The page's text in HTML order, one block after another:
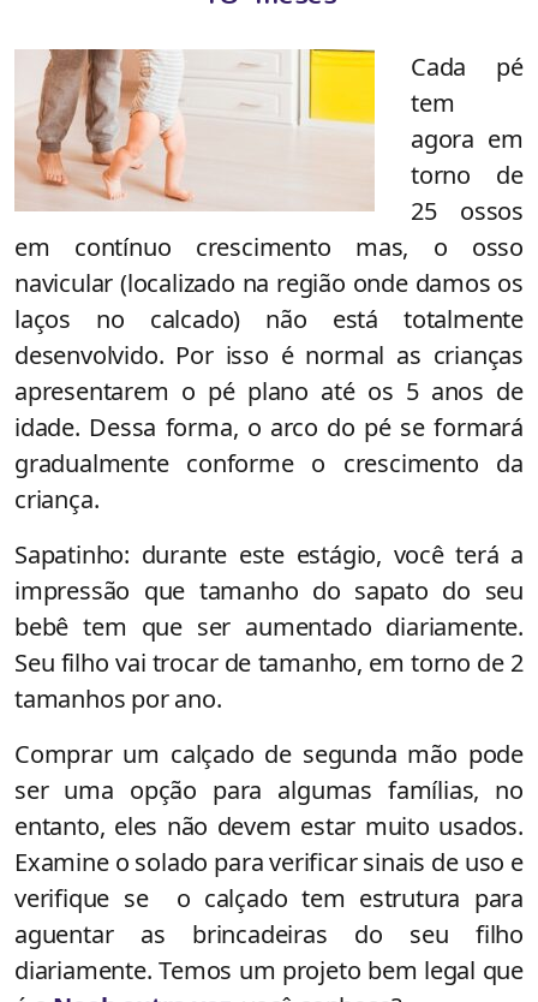
Cada pé
tem
agora em
torno de
25 ossos
em contínuo crescimento mas, o osso
navicular (localizado na região onde damos os
laços no calcado) não está totalmente
desenvolvido. Por isso é normal as crianças
apresentarem o pé plano até os 5 anos de
idade. Dessa forma, o arco do pé se formará
gradualmente conforme o crescimento da
criança.
Sapatinho: durante este estágio, você terá a
impressão que tamanho do sapato do seu
bebê tem que ser aumentado diariamente.
Seu filho vai trocar de tamanho, em torno de 2
tamanhos por ano.
Comprar um calçado de segunda mão pode
ser uma opção para algumas famílias, no
entanto, eles não devem estar muito usados.
Examine o solado para verificar sinais de uso e
verifique se o calçado tem estrutura para
aguentar as brincadeiras do seu filho
diariamente. Temos um projeto bem legal que